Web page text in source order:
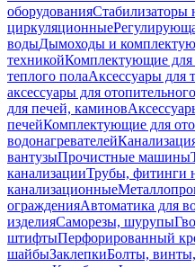
оборудованияСтабилизаторы
циркуляционные
водыДымоходы и
техникойКомплектующие для
теплого полаАксессуары для
аксессуары для
для печей, каминов
печейКомплектующие для
водонагревателей
вантузыПрочистные машины
канализацииТрубы, фитинги
канализационные
огражденияАвтоматика для
изделияСаморезы, шурупы
штифтыПерфорированный
шайбыЗаклепкиБолты,